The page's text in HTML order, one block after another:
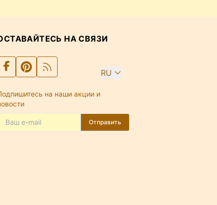
НА СВЯЗИ
RU
на наши акции и
Отправить